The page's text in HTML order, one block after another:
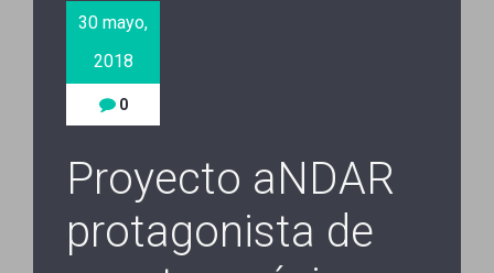
30 mayo,
2018
0
Proyecto aNDAR
protagonista de